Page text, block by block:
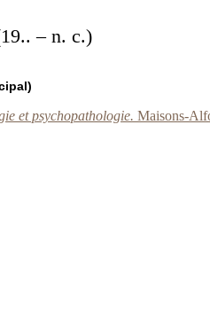
– n. c.)
et psychopathologie. Maisons-